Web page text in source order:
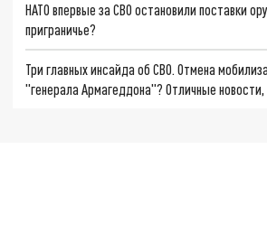
НАТО впервые за СВО остановили поставки
приграничье?
Три главных инсайда об СВО. Отмена
"генерала Армагеддона"? Отличные